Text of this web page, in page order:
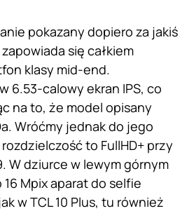
pokazany dopiero za jakiś
się całkiem
klasy mid-end.
6.53-calowy ekran IPS, co
na to, że model opisany
Wróćmy jednak do jego
to FullHD+ przy
W dziurce w lewym górnym
Mpix aparat do selfie
w TCL 10 Plus, tu również